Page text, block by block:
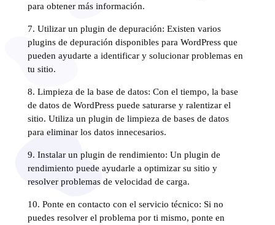
para obtener más información.
7. Utilizar un plugin de depuración: Existen varios
plugins de depuración disponibles para WordPress que
pueden ayudarte a identificar y solucionar problemas en
tu sitio.
8. Limpieza de la base de datos: Con el tiempo, la base
de datos de WordPress puede saturarse y ralentizar el
sitio. Utiliza un plugin de limpieza de bases de datos
para eliminar los datos innecesarios.
9. Instalar un plugin de rendimiento: Un plugin de
rendimiento puede ayudarle a optimizar su sitio y
resolver problemas de velocidad de carga.
10. Ponte en contacto con el servicio técnico: Si no
puedes resolver el problema por ti mismo, ponte en